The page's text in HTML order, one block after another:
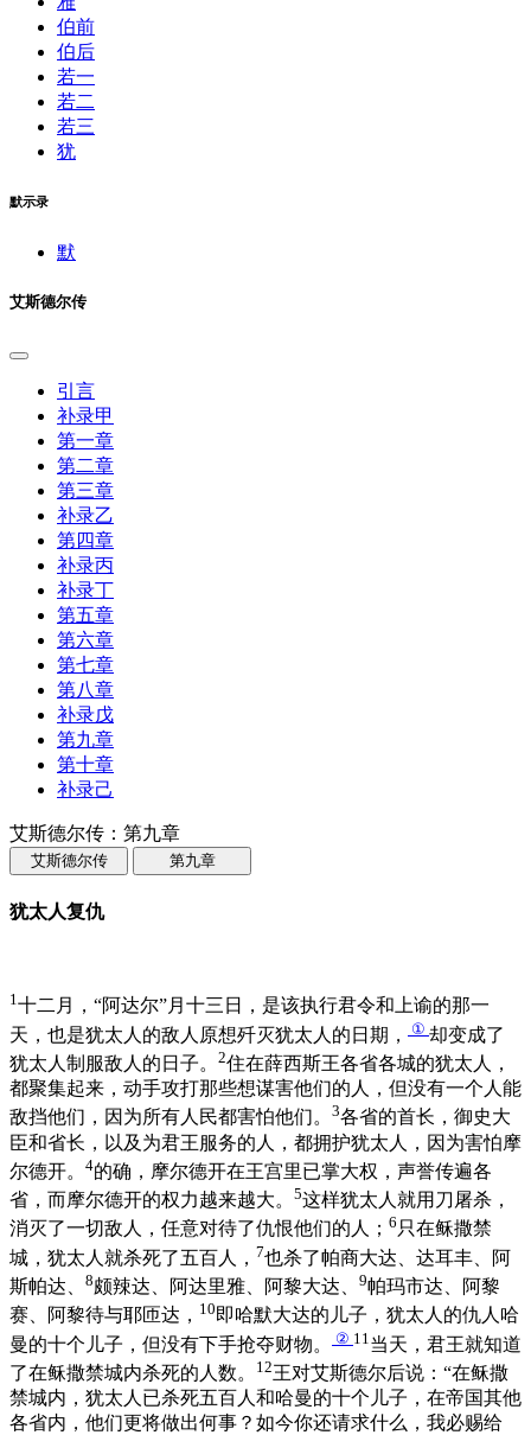
伯前
伯后
若一
若二
若三
犹
默示录
默
艾斯德尔传
引言
补录甲
第一章
第二章
第三章
补录乙
第四章
补录丙
补录丁
第五章
第六章
第七章
第八章
补录戊
第九章
第十章
补录己
艾斯德尔传：第九章
艾斯德尔传 第九章
犹太人复仇
1十二月，“阿达尔”月十三日，是该执行君令和上谕的那一
天，也是犹太人的敌人原想歼灭犹太人的日期，
① 却变成了
犹太人制服敌人的日子。 2住在薛西斯王各省各城的犹太人，
都聚集起来，动手攻打那些想谋害他们的人，但没有一个人能
敌挡他们，因为所有人民都害怕他们。 3各省的首长，御史大
臣和省长，以及为君王服务的人，都拥护犹太人，因为害怕摩
尔德开。 4的确，摩尔德开在王宫里已掌大权，声誉传遍各
省，而摩尔德开的权力越来越大。 5这样犹太人就用刀屠杀，
消灭了一切敌人，任意对待了仇恨他们的人； 6 只在稣撒禁
城，犹太人就杀死了五百人， 7也杀了帕商大达、达耳丰、阿
斯帕达、 8颇辣达、阿达里雅、阿黎大达、 9帕玛市达、阿黎
赛、阿黎待与耶匝达， 10即哈默大达的儿子，犹太人的仇人哈
曼的十个儿子，但没有下手抢夺财物。
② 11 当天，君王就知道
了在稣撒禁城内杀死的人数。
12王对艾斯德尔后说：“在稣撒
禁城内，犹太人已杀死五百人和哈曼的十个儿子，在帝国其他
各省内，他们更将做出何事？如今你还请求什么，我必赐给